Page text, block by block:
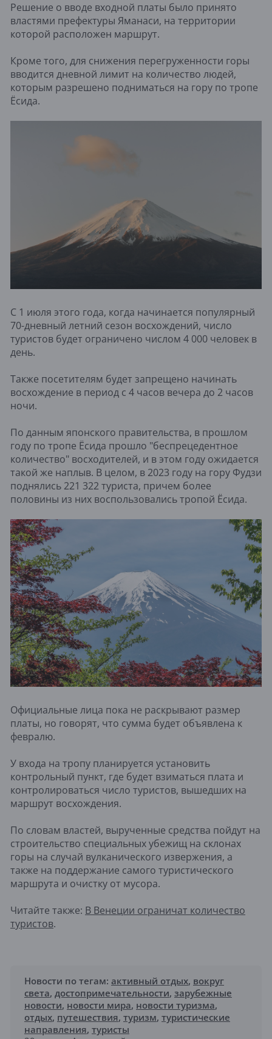
Решение о вводе входной платы было принято
властями префектуры Яманаси, на территории
которой расположен маршрут.
Кроме того, для снижения перегруженности горы
вводится дневной лимит на количество людей,
которым разрешено подниматься на гору по тропе
Ёсида.
С 1 июля этого года, когда начинается популярный
70-дневный летний сезон восхождений, число
туристов будет ограничено числом 4 000 человек в
день.
Также посетителям будет запрещено начинать
восхождение в период с 4 часов вечера до 2 часов
ночи.
По данным японского правительства, в прошлом
году по тропе Ёсида прошло "беспрецедентное
количество" восходителей, и в этом году ожидается
такой же наплыв. В целом, в 2023 году на гору Фудзи
поднялись 221 322 туриста, причем более
половины из них воспользовались тропой Ёсида.
Официальные лица пока не раскрывают размер
платы, но говорят, что сумма будет объявлена к
февралю.
У входа на тропу планируется установить
контрольный пункт, где будет взиматься плата и
контролироваться число туристов, вышедших на
маршрут восхождения.
По словам властей, вырученные средства пойдут на
строительство специальных убежищ на склонах
горы на случай вулканического извержения, а
также на поддержание самого туристического
маршрута и очистку от мусора.
Читайте также: В Венеции ограничат количество
туристов.
Новости по тегам: активный отдых, вокруг
света, достопримечательности, зарубежные
новости, новости мира, новости туризма,
отдых, путешествия, туризм, туристические
направления, туристы